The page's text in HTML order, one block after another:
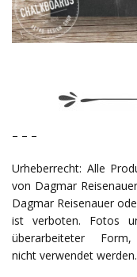
– – –
Urheberrecht: Alle
von Dagmar
Dagmar Reisenauer
ist verboten. Fotos
überarbeiteter
nicht verwendet werden.